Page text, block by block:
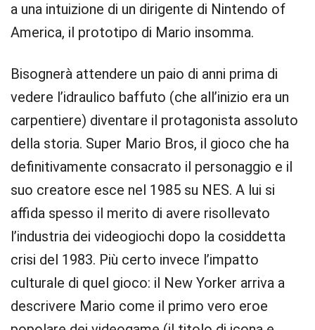
a una intuizione di un dirigente di Nintendo of
America, il prototipo di Mario insomma.
Bisognerà attendere un paio di anni prima di
vedere l’idraulico baffuto (che all’inizio era un
carpentiere) diventare il protagonista assoluto
della storia. Super Mario Bros, il gioco che ha
definitivamente consacrato il personaggio e il
suo creatore esce nel 1985 su NES. A lui si
affida spesso il merito di avere risollevato
l’industria dei videogiochi dopo la cosiddetta
crisi del 1983. Più certo invece l’impatto
culturale di quel gioco: il New Yorker arriva a
descrivere Mario come il primo vero eroe